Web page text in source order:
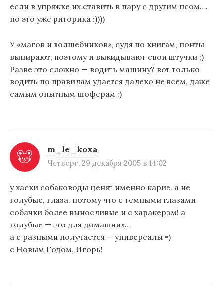
если в упряжке их ставить в пару с другим псом….
но это уже риторика :))))
У «магов и волшебников», судя по книгам, понты
выпирают, поэтому и выкидывают свои штучки ;)
Разве это сложно — водить машину? вот только
водить по правилам удается далеко не всем, даже
самым опытным шоферам :)
m_le_koxa
Четверг, 29 декабря 2005 в 14:02
у хаски собаководы ценят именно карие. а не
голубые, глаза. потому что с темными глазами
собачки более выносливые и с харакером! а
голубые — это для домашних…
а с разными получается — универсалы =)
с Новым Годом, Игорь!